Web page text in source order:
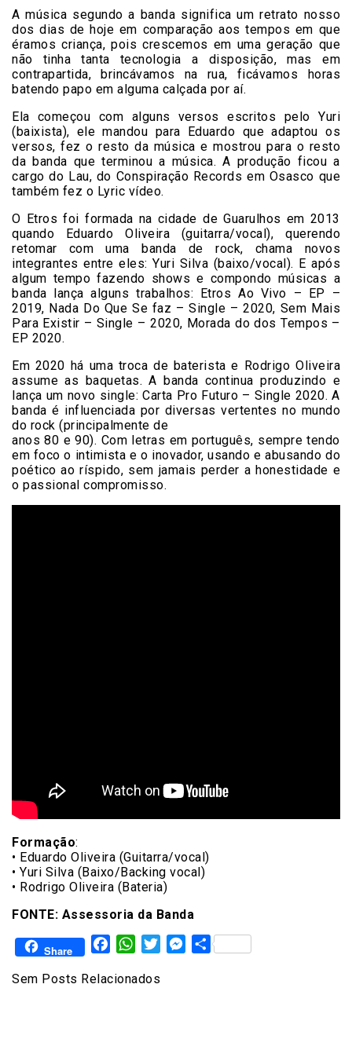
A música segundo a banda significa um retrato nosso
dos dias de hoje em comparação aos tempos em que
éramos criança, pois crescemos em uma geração que
não tinha tanta tecnologia a disposição, mas em
contrapartida, brincávamos na rua, ficávamos horas
batendo papo em alguma calçada por aí.
Ela começou com alguns versos escritos pelo Yuri
(baixista), ele mandou para Eduardo que adaptou os
versos, fez o resto da música e mostrou para o resto
da banda que terminou a música. A produção ficou a
cargo do Lau, do Conspiração Records em Osasco que
também fez o Lyric vídeo.
O Etros foi formada na cidade de Guarulhos em 2013
quando Eduardo Oliveira (guitarra/vocal), querendo
retomar com uma banda de rock, chama novos
integrantes entre eles: Yuri Silva (baixo/vocal). E após
algum tempo fazendo shows e compondo músicas a
banda lança alguns trabalhos: Etros Ao Vivo – EP –
2019, Nada Do Que Se faz – Single – 2020, Sem Mais
Para Existir – Single – 2020, Morada do dos Tempos –
EP 2020.
Em 2020 há uma troca de baterista e Rodrigo Oliveira
assume as baquetas. A banda continua produzindo e
lança um novo single: Carta Pro Futuro – Single 2020. A
banda é influenciada por diversas vertentes no mundo
do rock (principalmente de
anos 80 e 90). Com letras em português, sempre tendo
em foco o intimista e o inovador, usando e abusando do
poético ao ríspido, sem jamais perder a honestidade e
o passional compromisso.
Formação:
• Eduardo Oliveira (Guitarra/vocal)
• Yuri Silva (Baixo/Backing vocal)
• Rodrigo Oliveira (Bateria)
FONTE: Assessoria da Banda
Share FacebookWhatsAppTwitterMessenger
Share
Sem Posts Relacionados